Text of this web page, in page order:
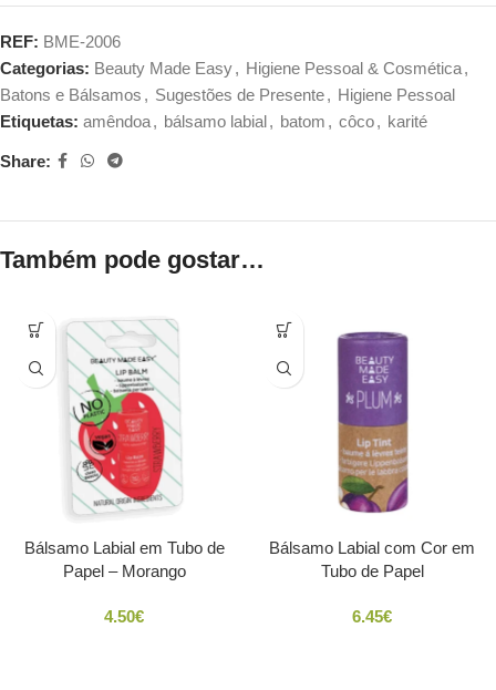
REF: BME-2006
Categorias: Beauty Made Easy, Higiene Pessoal & Cosmética,
Batons e Bálsamos , Sugestões de Presente, Higiene Pessoal
Etiquetas: amêndoa, bálsamo labial, batom , côco, karité
Share:
Também pode gostar…
Bálsamo Labial em Tubo de
Papel – Morango
4.50€
Bálsamo Labial com Cor em
Tubo de Papel
6.45€